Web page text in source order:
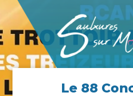
Le 88